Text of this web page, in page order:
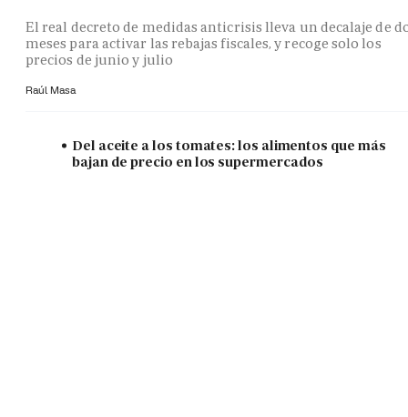
El real decreto de medidas anticrisis lleva un decalaje de
meses para activar las rebajas fiscales, y recoge solo los
precios de junio y julio
Raúl Masa
Del aceite a los tomates: los alimentos que más
bajan de precio en los supermercados